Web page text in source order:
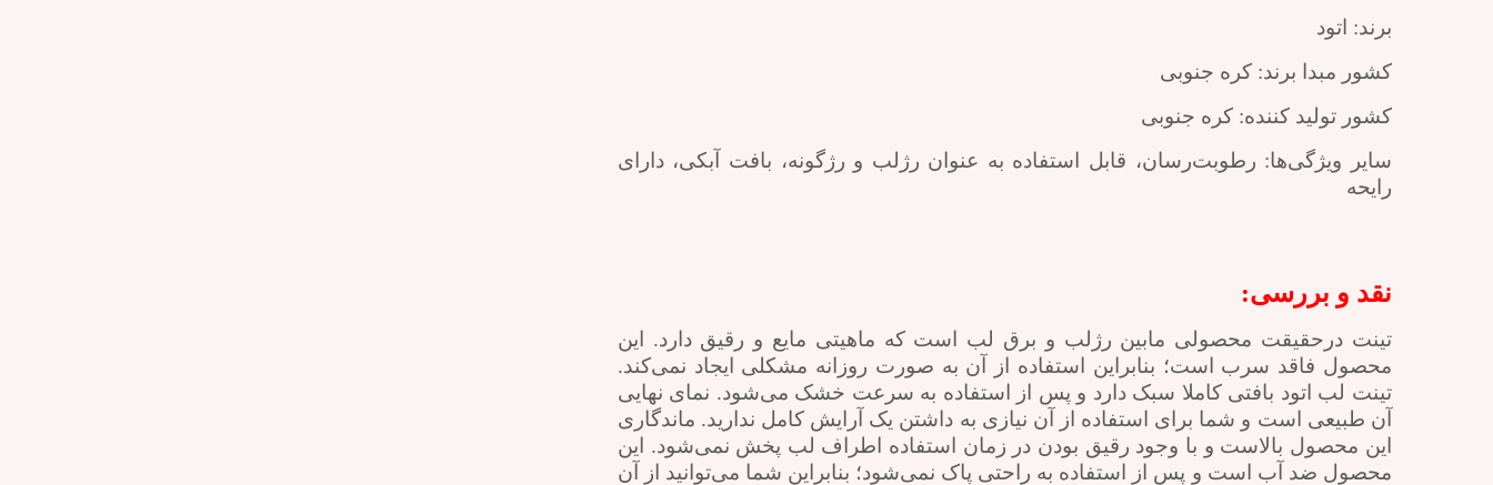
برند: اتود
کشور مبدا برند: کره جنوبی
کشور تولید کننده: کره جنوبی
سایر ویژگی‌ها: رطوبت‌رسان، قابل استفاده به عنوان رژلب و رژگونه، بافت آبکی، دارای
رایحه
نقد و بررسی:
تینت درحقیقت محصولی مابین رژلب و برق لب است که ماهیتی مایع و رقیق دارد. این
محصول فاقد سرب است؛ بنابراین استفاده از آن به صورت روزانه مشکلی ایجاد نمی‌کند.
تینت لب اتود بافتی کاملا سبک دارد و پس از استفاده به سرعت خشک می‌شود. نمای نهایی
آن طبیعی است و شما برای استفاده از آن نیازی به داشتن یک آرایش کامل ندارید. ماندگاری
این محصول بالاست و با وجود رقیق بودن در زمان استفاده اطراف لب پخش نمی‌شود. این
محصول ضد آب است و پس از استفاده به راحتی پاک نمی‌شود؛ بنابراین شما می‌توانید از آن